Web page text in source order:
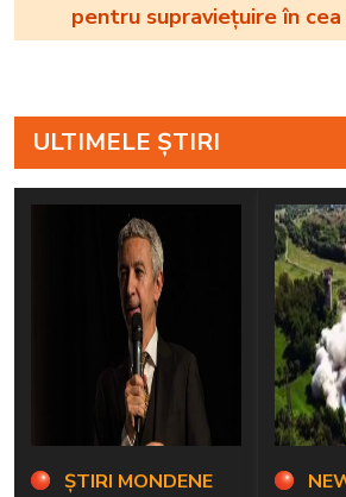
pentru supraviețuire în
22 iulie din istoria
ULTIMELE ȘTIRI
ȘTIRI MONDENE